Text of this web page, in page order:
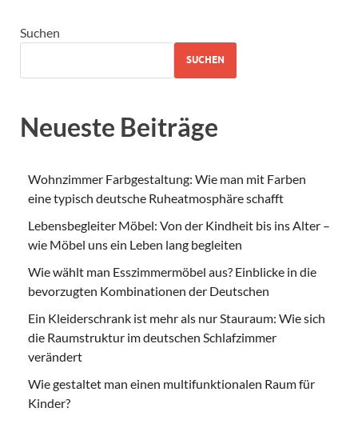
Suchen
SUCHEN
Neueste Beiträge
Wohnzimmer Farbgestaltung: Wie man mit Farben
eine typisch deutsche Ruheatmosphäre schafft
Lebensbegleiter Möbel: Von der Kindheit bis ins Alter –
wie Möbel uns ein Leben lang begleiten
Wie wählt man Esszimmermöbel aus? Einblicke in die
bevorzugten Kombinationen der Deutschen
Ein Kleiderschrank ist mehr als nur Stauraum: Wie sich
die Raumstruktur im deutschen Schlafzimmer
verändert
Wie gestaltet man einen multifunktionalen Raum für
Kinder?